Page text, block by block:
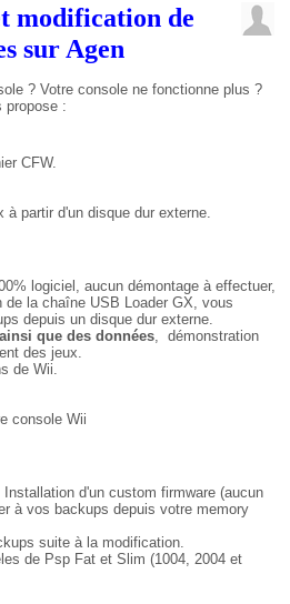
modification de
sur Agen
? Votre console ne fonctionne plus ?
propose :
CFW.
à partir d'un disque dur externe.
logiciel, aucun démontage à effectuer,
de la chaîne USB Loader GX, vous
depuis un disque dur externe.
que des données, démonstration
des jeux.
de Wii.
console Wii
d'un custom firmware (aucun
à vos backups depuis votre memory
suite à la modification.
de Psp Fat et Slim (1004, 2004 et